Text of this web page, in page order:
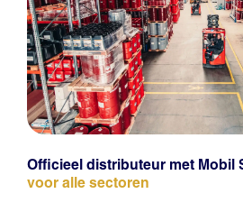
Officieel distributeur met Mobil
voor alle sectoren